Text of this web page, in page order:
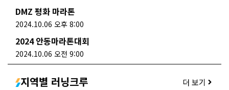
DMZ 평화 마라톤
2024.10.06 오후 8:00
2024 안동마라톤대회
2024.10.06 오전 9:00
지역별 러닝크루 더 보기